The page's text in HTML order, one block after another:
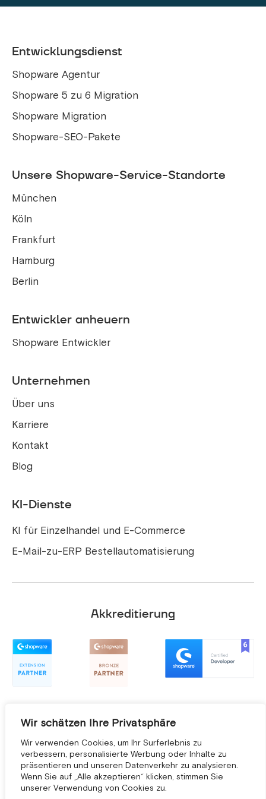
Wir schätzen Ihre Privatsphäre
Wir verwenden Cookies, um Ihr Surferlebnis zu
verbessern, personalisierte Werbung oder Inhalte zu
präsentieren und unseren Datenverkehr zu analysieren.
Wenn Sie auf „Alle akzeptieren“ klicken, stimmen Sie
unserer Verwendung von Cookies zu.
Entwicklungsdienst
Shopware Agentur
Shopware 5 zu 6 Migration
Shopware Migration
Shopware-SEO-Pakete
Unsere Shopware-Service-Standorte
München
Köln
Frankfurt
Hamburg
Berlin
Entwickler anheuern
Shopware Entwickler
Unternehmen
Über uns
Karriere
Kontakt
Blog
KI-Dienste
KI für Einzelhandel und E-Commerce
E-Mail-zu-ERP Bestellautomatisierung
Akkreditierung